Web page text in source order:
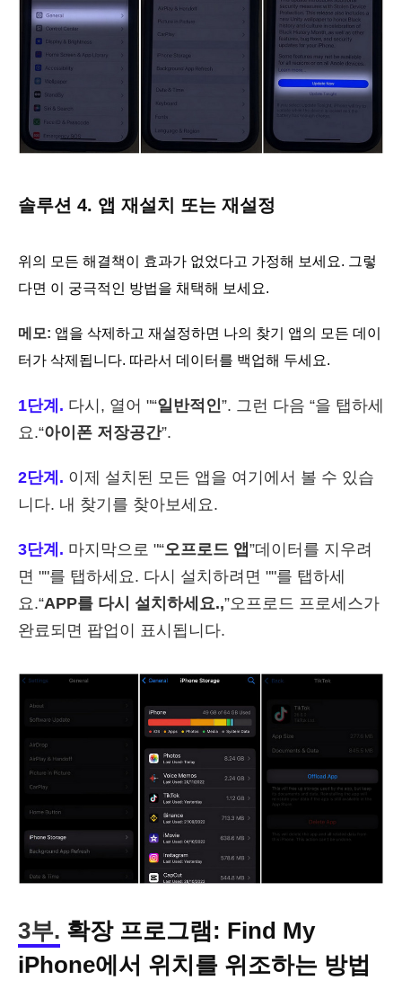
솔루션 4. 앱 재설치 또는 재설정
위의 모든 해결책이 효과가 없었다고 가정해 보세요. 그렇
다면 이 궁극적인 방법을 채택해 보세요.
메모: 앱을 삭제하고 재설정하면 나의 찾기 앱의 모든 데이
터가 삭제됩니다. 따라서 데이터를 백업해 두세요.
1단계. 다시, 열어 "“일반적인”. 그런 다음 “을 탭하세
요.“아이폰 저장공간”.
2단계. 이제 설치된 모든 앱을 여기에서 볼 수 있습
니다. 내 찾기를 찾아보세요.
3단계. 마지막으로 "“오프로드 앱 ”데이터를 지우려
면 ""를 탭하세요. 다시 설치하려면 ""를 탭하세
요.“APP를 다시 설치하세요.,”오프로드 프로세스가
완료되면 팝업이 표시됩니다.
3부. 확장 프로그램: Find My
iPhone에서 위치를 위조하는 방법